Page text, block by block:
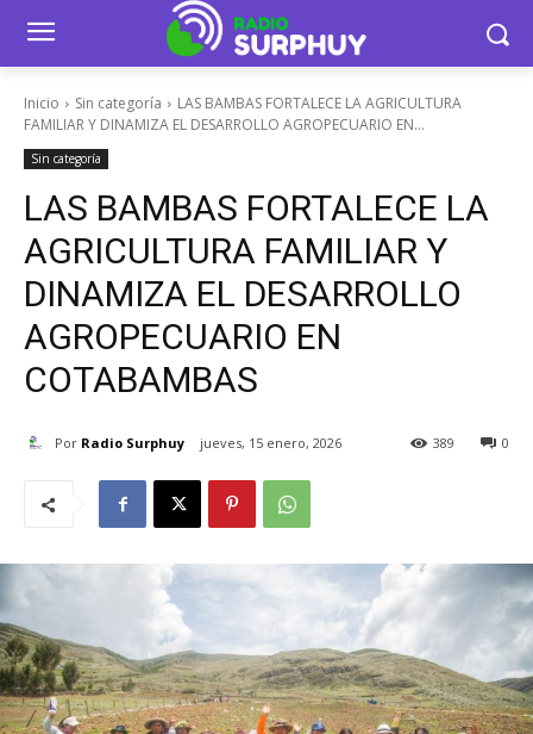
Inicio Sin categoría
LAS BAMBAS FORTALECE LA AGRICULTURA
FAMILIAR Y DINAMIZA EL DESARROLLO AGROPECUARIO EN...
Sin categoría
LAS BAMBAS FORTALECE LA
AGRICULTURA FAMILIAR Y
DINAMIZA EL DESARROLLO
AGROPECUARIO EN
COTABAMBAS
Por Radio Surphuy jueves, 15 enero, 2026 0
389